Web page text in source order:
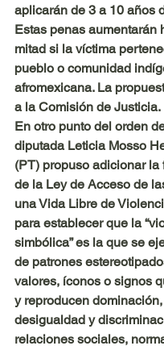
aplicarán de 3 a 10 años
Estas penas aumentarán
mitad si la víctima
pueblo o comunidad
afromexicana. La
a la Comisión de Justicia.
En otro punto del orden
diputada Leticia Mosso
(PT) propuso adicionar la
de la Ley de Acceso de
una Vida Libre de
para establecer que la
simbólica” es la que se
de patrones
valores, íconos o signos
y reproducen
desigualdad y
relaciones sociales,